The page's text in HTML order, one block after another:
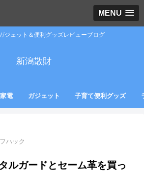
MENU
ジェット＆便利グッズレビューブログ
新潟散財
家電 ガジェット 子育て便利グッズ
ハック
ルガードとセーム革を買っ